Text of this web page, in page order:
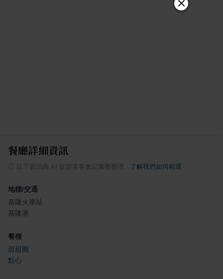
餐廳詳細資訊
以下資訊由 AI 從部落客食記彙整整理 了解我們如何精選
地標/交通
基隆火車站
基隆港
餐種
甜甜圈
點心